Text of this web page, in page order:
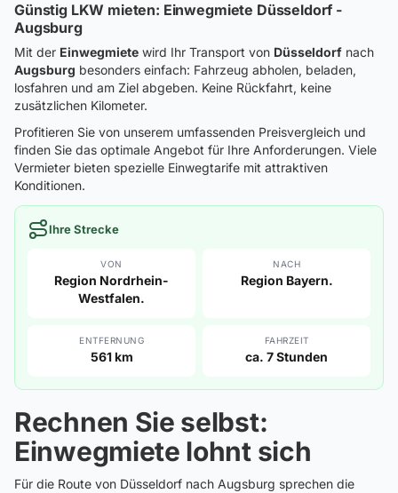
Günstig LKW mieten: Einwegmiete Düsseldorf -
Augsburg
Mit der Einwegmiete wird Ihr Transport von Düsseldorf nach
Augsburg besonders einfach: Fahrzeug abholen, beladen,
losfahren und am Ziel abgeben. Keine Rückfahrt, keine
zusätzlichen Kilometer.
Profitieren Sie von unserem umfassenden Preisvergleich und
finden Sie das optimale Angebot für Ihre Anforderungen. Viele
Vermieter bieten spezielle Einwegtarife mit attraktiven
Konditionen.
Ihre Strecke
VON
Region Nordrhein-
Westfalen.
NACH
Region Bayern.
ENTFERNUNG
561 km
FAHRZEIT
ca. 7 Stunden
Rechnen Sie selbst:
Einwegmiete lohnt sich
Für die Route von Düsseldorf nach Augsburg sprechen die